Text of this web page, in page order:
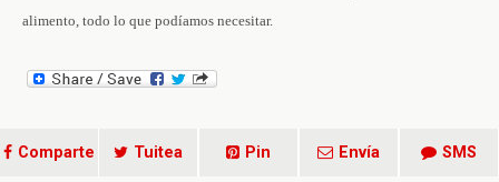
alimento, todo lo que podíamos necesitar.
Comparte Tuitea Pin Envía SMS